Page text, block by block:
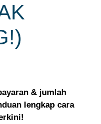
& jumlah
lengkap cara